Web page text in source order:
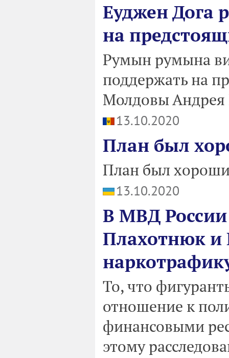
Еуджен Дога
на
Румын румына
поддержать на
Молдовы Андрея
13.10.2020
План был
План был
13.10.2020
В МВД
Плахотнюк и
То, что
отношение к
финансовыми
этому